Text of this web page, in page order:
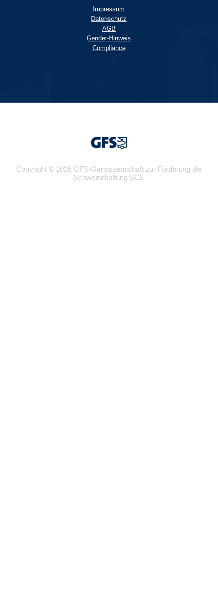
Impressum
Datenschutz
AGB
Gender-Hinweis
Compliance
Copyright © 2026 GFS-Genossenschaft zur Förderung der
Schweinehaltung SCE